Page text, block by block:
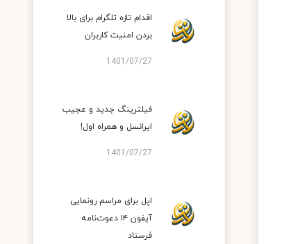
اقدام تازه تلگرام برای بالا
بردن امنیت کاربران
1401/07/27
فیلترینگ جدید و عجیب
ایرانسل و همراه اول!
1401/07/27
اپل برای مراسم رونمایی
آیفون ۱۴ دعوت‌نامه
فرستاد